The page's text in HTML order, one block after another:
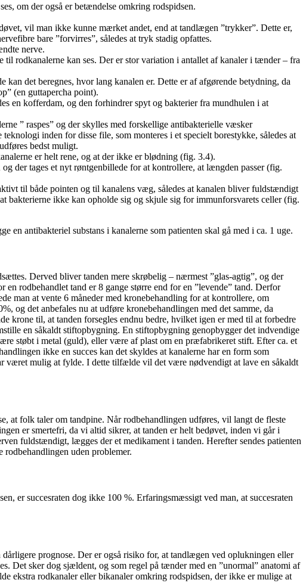
om der også er betændelse omkring rodspidsen.
vil man ikke kunne mærket andet, end at tandlægen ”trykker”. Dette er,
bare ”forvirres”, således at tryk stadig opfattes.
nerve.
rodkanalerne kan ses. Der er stor variation i antallet af kanaler i tænder – fra
det beregnes, hvor lang kanalen er. Dette er af afgørende betydning, da
(en guttapercha point).
en kofferdam, og den forhindrer spyt og bakterier fra mundhulen i at
” raspes” og der skylles med forskellige antibakterielle væsker
inden for disse file, som monteres i et specielt borestykke, således at
bedst muligt.
er helt rene, og at der ikke er blødning (fig. 3.4).
der tages et nyt røntgenbillede for at kontrollere, at længden passer (fig.
til både pointen og til kanalens væg, således at kanalen bliver fuldstændigt
bakterierne ikke kan opholde sig og skjule sig for immunforsvarets celler (fig.
antibakteriel substans i kanalerne som patienten skal gå med i ca. 1 uge.
Derved bliver tanden mere skrøbelig – nærmest ”glas-agtig”, og der
rodbehandlet tand er 8 gange større end for en ”levende” tand. Derfor
man at vente 6 måneder med kronebehandling for at kontrollere, om
og det anbefales nu at udføre kronebehandlingen med det samme, da
krone til, at tanden forsegles endnu bedre, hvilket igen er med til at forbedre
en såkaldt stiftopbygning. En stiftopbygning genopbygger det indvendige
støbt i metal (guld), eller være af plast om en præfabrikeret stift. Efter ca. et
ikke en succes kan det skyldes at kanalerne har en form som
været mulig at fylde. I dette tilfælde vil det være nødvendigt at lave en såkaldt
at folk taler om tandpine. Når rodbehandlingen udføres, vil langt de fleste
er smertefri, da vi altid sikrer, at tanden er helt bedøvet, inden vi går i
fuldstændigt, lægges der et medikament i tanden. Herefter sendes patienten
uden problemer.
er succesraten dog ikke 100 %. Erfaringsmæssigt ved man, at succesraten
prognose. Der er også risiko for, at tandlægen ved oplukningen eller
Det sker dog sjældent, og som regel på tænder med en ”unormal” anatomi af
ekstra rodkanaler eller bikanaler omkring rodspidsen, der ikke er mulige at